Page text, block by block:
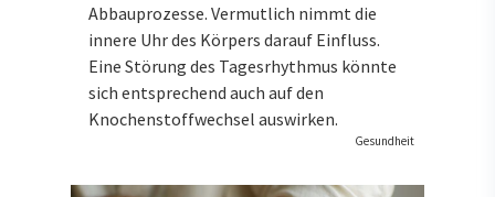
Abbauprozesse. Vermutlich nimmt die
innere Uhr des Körpers darauf Einfluss.
Eine Störung des Tagesrhythmus könnte
sich entsprechend auch auf den
Knochenstoffwechsel auswirken.
Gesundheit